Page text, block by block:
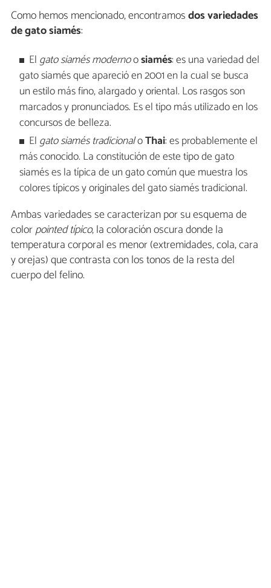
Como hemos mencionado, encontramosdos variedades
de gato siamés:
Elgato siamés modernoosiamés: es una variedad del
gato siamés que apareció en 2001 en la cual se busca
un estilo más fino, alargado y oriental. Los rasgos son
marcados y pronunciados. Es el tipo más utilizado en los
concursos de belleza.
Elgato siamés tradicionaloThai: es probablemente el
más conocido. La constitución de este tipo de gato
siamés es la típica de un gato común que muestra los
colores típicos y originales del gato siamés tradicional.
Ambas variedades se caracterizan por su esquema de
colorpointed típico, la coloración oscura donde la
temperatura corporal es menor (extremidades, cola, cara
y orejas) que contrasta con los tonos de la resta del
cuerpo del felino.